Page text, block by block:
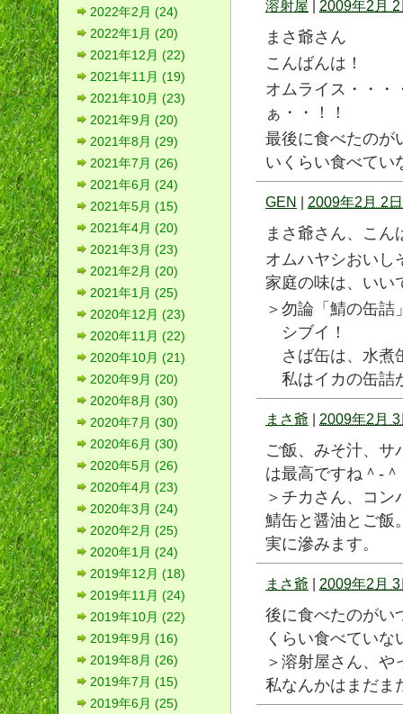
溶射屋 | 2009年2月
まさ爺さん
こんばんは！
オムライス・・・
ぁ・・！！
最後に食べたのが
いくらい食べてい
GEN | 2009年2月 2
まさ爺さん、こん
オムハヤシおいし
家庭の味は、いい
＞勿論「鯖の缶詰
シブイ！
さば缶は、水煮
私はイカの缶詰
まさ爺 | 2009年2月
ご飯、みそ汁、サ
は最高ですね＾-＾
＞チカさん、コン
鯖缶と醤油とご飯
実に滲みます。
まさ爺 | 2009年2月
後に食べたのがい
くらい食べていな
＞溶射屋さん、や
私なんかはまだま
2022年2月 (24)
2022年1月 (20)
2021年12月 (22)
2021年11月 (19)
2021年10月 (23)
2021年9月 (20)
2021年8月 (29)
2021年7月 (26)
2021年6月 (24)
2021年5月 (15)
2021年4月 (20)
2021年3月 (23)
2021年2月 (20)
2021年1月 (25)
2020年12月 (23)
2020年11月 (22)
2020年10月 (21)
2020年9月 (20)
2020年8月 (30)
2020年7月 (30)
2020年6月 (30)
2020年5月 (26)
2020年4月 (23)
2020年3月 (24)
2020年2月 (25)
2020年1月 (24)
2019年12月 (18)
2019年11月 (24)
2019年10月 (22)
2019年9月 (16)
2019年8月 (26)
2019年7月 (15)
2019年6月 (25)